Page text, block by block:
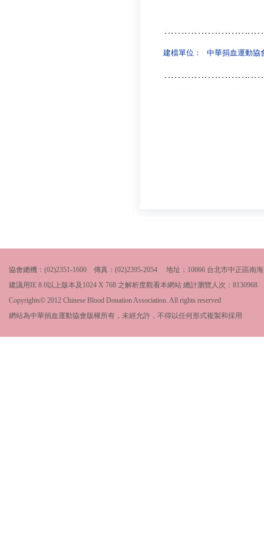
建檔單位： 中華捐血運動協
協會總機：(02)2351-1600 傳真：(02)2395-2054 地址：10066 台北市中正區南
建議用IE 8.0以上版本及1024 X 768 之解析度觀看本網站 總計瀏覽人次： 8130968
Copyrights© 2012 Chinese Blood Donation Association. All rights reserved
網站為中華捐血運動協會版權所有，未經允許，不得以任何形式複製和採用